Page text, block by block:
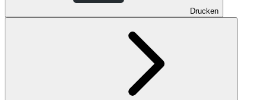
Drucken